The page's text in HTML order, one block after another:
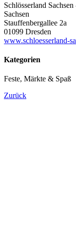
Schlösserland
Sachsen
Stauffenbergallee 2a
01099 Dresden
www.schloesserland-
Kategorien
Feste, Märkte & Spaß
Zurück